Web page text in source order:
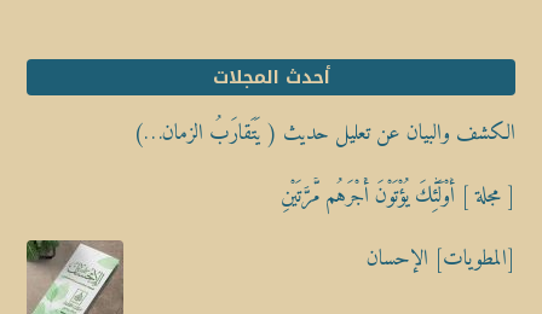
أحدث المجلات
الكشف والبيان عن تعليل حديث ( يَتَقارَبُ الزمان…)
[ مجلة ] أُوْلَٰٓئِكَ يُؤْتَوْنَ أَجْرَهُم مَّرَّتَيْنِ
[المطويات] الإحسان